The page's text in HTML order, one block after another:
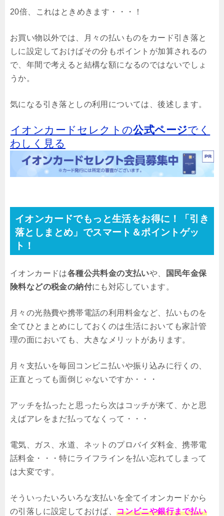
20倍、これはときめきます・・・！
お買い物以外では、月々の払いものをカード引き落と
しに設定しておけばその分もポイントが加算されるの
で、年間で考えると結構な額になるのではないでしょ
うか。
気になる引き落としの利用については、後述します。
イオンカードセレクトの公式ページでく
わしく見る
イオンカードでもっと生活をお得に！「引き
落としまとめ」でスマート＆ポイントゲッ
ト！
イオンカードは各種公共料金の支払いや、
国民年金保
険料などの税金の納付にも対応しています。
月々の光熱費や携帯電話の利用料金など、払いものを
全てひとまとめにしておくのは生活においても家計管
理の面においても、大きなメリットがあります。
月々支払いを毎回コンビニ払いや振り込みに行くの、
正直とっても面倒じゃないですか・・・
アッチを払ったと思ったら次はコッチが来て、かと思
えばアレをまだ払ってなくって・・・
電気、ガス、水道、ネットのプロバイダ料金、携帯電
話料金・・・特にライフラインを払い忘れてしまって
は大変です。
そういったいろいろな支払いを全てイオンカードから
の引落しに設定しておけば、コンビニや銀行まで払い